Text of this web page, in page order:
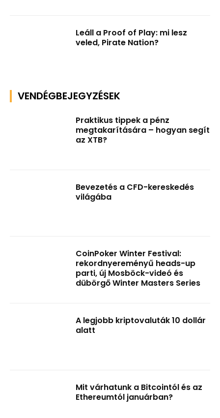
Leáll a Proof of Play: mi lesz
veled, Pirate Nation?
VENDÉGBEJEGYZÉSEK
Praktikus tippek a pénz
megtakarítására – hogyan segít
az XTB?
Bevezetés a CFD-kereskedés
világába
CoinPoker Winter Festival:
rekordnyereményű heads-up
parti, új Mosböck-videó és
dübörgő Winter Masters Series
A legjobb kriptovaluták 10 dollár
alatt
Mit várhatunk a Bitcointól és az
Ethereumtól januárban?